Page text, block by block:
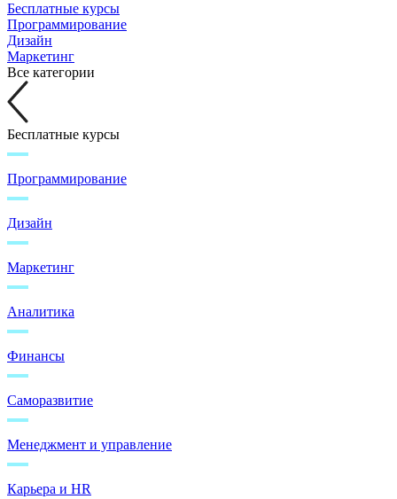
Бесплатные курсы
Программирование
Дизайн
Маркетинг
Все категории
Бесплатные курсы
Программирование
Дизайн
Маркетинг
Аналитика
Финансы
Саморазвитие
Менеджмент и управление
Карьера и HR